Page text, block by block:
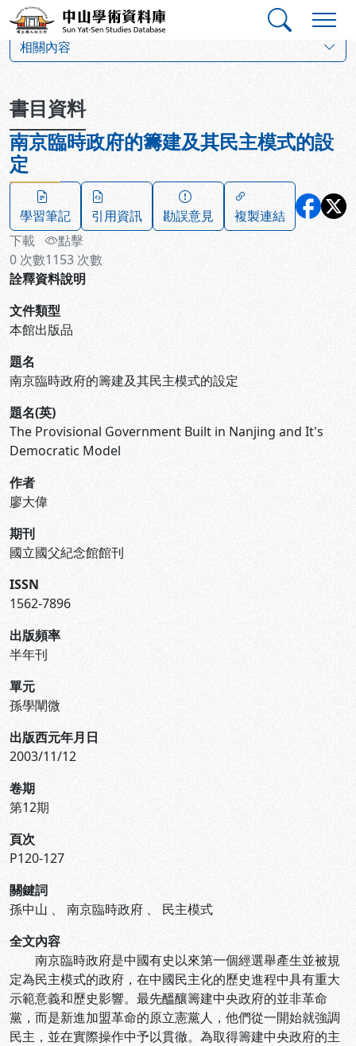
跳到主要內容
中山學術資料庫
相關內容
書目資料
南京臨時政府的籌建及其民主模式的設
定
學習筆記 引用資訊 勘誤意見
複製連結
下載
0 次數
點擊
1153 次數
詮釋資料說明
文件類型
本館出版品
題名
南京臨時政府的籌建及其民主模式的設定
題名(英)
The Provisional Government Built in Nanjing and It's
Democratic Model
作者
廖大偉
期刊
國立國父紀念館館刊
ISSN
1562-7896
出版頻率
半年刊
單元
孫學闡微
出版西元年月日
2003/11/12
卷期
第12期
頁次
P120-127
關鍵詞
孫中山 、 南京臨時政府 、 民主模式
全文內容
南京臨時政府是中國有史以來第一個經選舉產生並被規
定為民主模式的政府，在中國民主化的歷史進程中具有重大
示範意義和歷史影響。最先醞釀籌建中央政府的並非革命
黨，而是新進加盟革命的原立憲黨人，他們從一開始就強調
民主，並在實際操作中予以貫徹。為取得籌建中央政府的主